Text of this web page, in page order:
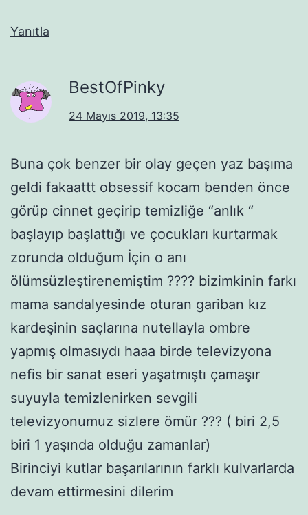
Yanıtla
BestOfPinky
24 Mayıs 2019, 13:35
Buna çok benzer bir olay geçen yaz başıma
geldi fakaattt obsessif kocam benden önce
görüp cinnet geçirip temizliğe “anlık “
başlayıp başlattığı ve çocukları kurtarmak
zorunda olduğum İçin o anı
ölümsüzleştirenemiştim ???? bizimkinin farkı
mama sandalyesinde oturan gariban kız
kardeşinin saçlarına nutellayla ombre
yapmış olmasıydı haaa birde televizyona
nefis bir sanat eseri yaşatmıştı çamaşır
suyuyla temizlenirken sevgili
televizyonumuz sizlere ömür ??? ( biri 2,5
biri 1 yaşında olduğu zamanlar)
Birinciyi kutlar başarılarının farklı kulvarlarda
devam ettirmesini dilerim